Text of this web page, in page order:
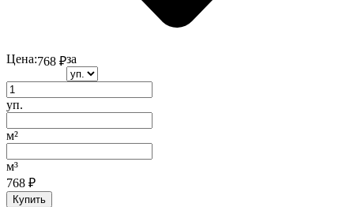
Цена:768 ₽за
уп.
м²
м³
768 ₽
Купить